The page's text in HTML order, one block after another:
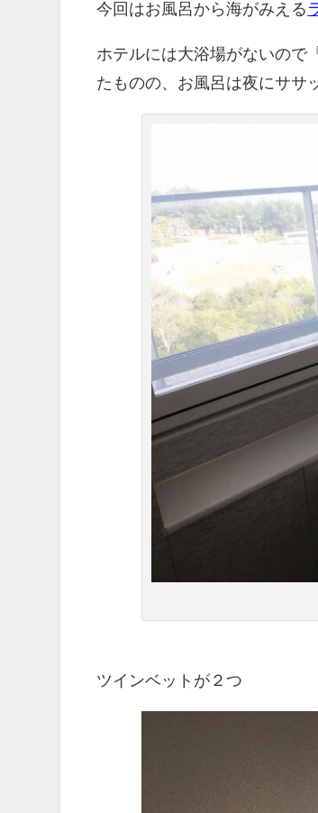
今回はお風呂から海がみえる
ホテルには大浴場がないので
たものの、お風呂は夜にササ
ツインベットが２つ